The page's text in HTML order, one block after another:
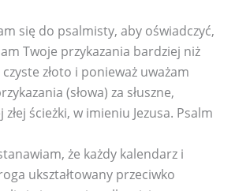
się do psalmisty, aby oświadczyć,
Twoje przykazania bardziej niż
złoto i ponieważ uważam
(słowa) za słuszne,
ścieżki, w imieniu Jezusa. Psalm
że każdy kalendarz i
ukształtowany przeciwko